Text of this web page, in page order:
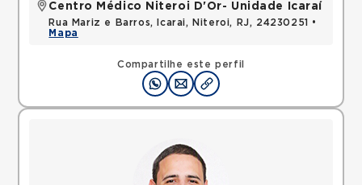
Compartilhe este perfil
Centro Médico Niteroi D'Or- Unidade Icaraí
Rua Mariz e Barros, Icarai, Niteroi, RJ, 24230251 •
Mapa